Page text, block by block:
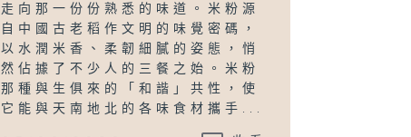
走向那一份份熟悉的味道。米粉源
自中國古老稻作文明的味覺密碼，
以水潤米香、柔韌細膩的姿態，悄
然佔據了不少人的三餐之始。米粉
那種與生俱來的「和諧」共性，使
它能與天南地北的各味食材攜手...